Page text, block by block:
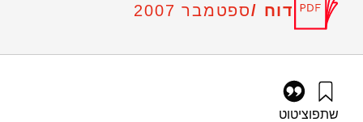
דוח /ספטמבר 2007
שתפוציטוט